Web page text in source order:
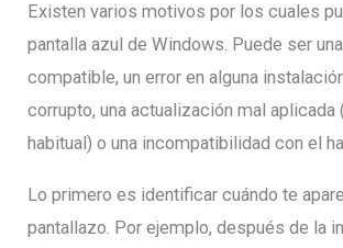
Existen varios motivos por los cuales
pantalla azul de Windows. Puede ser
compatible, un error en alguna
corrupto, una actualización mal aplicada
habitual) o una incompatibilidad con el
Lo primero es identificar cuándo te
pantallazo. Por ejemplo, después de la